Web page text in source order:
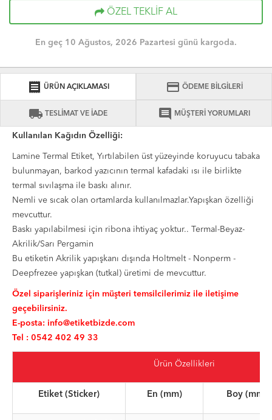
ÖZEL TEKLİF AL
En geç 10 Ağustos, 2026 Pazartesi günü kargoda.
receipt ÜRÜN AÇIKLAMASI credit_card ÖDEME BİLGİLERİ
local_shipping TESLİMAT VE İADE comment MÜŞTERİ YORUMLARI
Kullanılan Kağıdın Özelliği:
Lamine Termal Etiket, Yırtılabilen üst yüzeyinde koruyucu tabaka
bulunmayan, barkod yazıcının termal kafadaki ısı ile birlikte
termal sıvılaşma ile baskı alınır.
Nemli ve sıcak olan ortamlarda kullanılmazlar.Yapışkan özelliği
mevcuttur.
Baskı yapılabilmesi için ribona ihtiyaç yoktur.. Termal-Beyaz-
Akrilik/Sarı Pergamin
Bu etiketin Akrilik yapışkanı dışında Holtmelt - Nonperm -
Deepfrezee yapışkan (tutkal) üretimi de mevcuttur.
Özel siparişleriniz için müşteri temsilcilerimiz ile iletişime
geçebilirsiniz.
E-posta: info@etiketbizde.com
Tel : 0542 402 49 33
Ürün Özellikleri
Etiket (Sticker) En (mm) Boy (mm)